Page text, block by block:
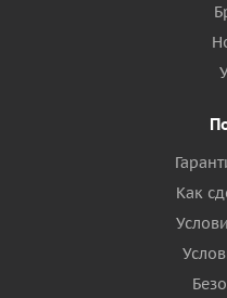
Как